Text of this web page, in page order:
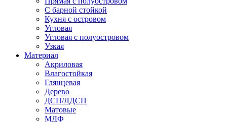
С барной стойкой
Кухня с островом
Угловая
Угловая с полуостровом
Узкая
Материал
Акриловая
Влагостойкая
Глянцевая
Дерево
ДСП/ЛДСП
Матовые
МДФ